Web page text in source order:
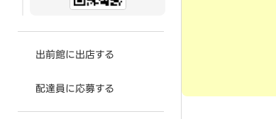
出前館に出店する
配達員に応募する